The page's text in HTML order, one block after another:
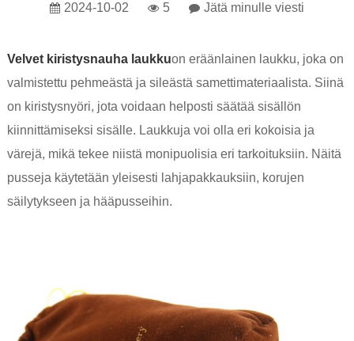
2024-10-02 5 Jätä minulle viesti
Velvet kiristysnauha laukkuon eräänlainen laukku, joka on
valmistettu pehmeästä ja sileästä samettimateriaalista. Siinä
on kiristysnyöri, jota voidaan helposti säätää sisällön
kiinnittämiseksi sisälle. Laukkuja voi olla eri kokoisia ja
värejä, mikä tekee niistä monipuolisia eri tarkoituksiin. Näitä
pusseja käytetään yleisesti lahjapakkauksiin, korujen
säilytykseen ja hääpusseihin.